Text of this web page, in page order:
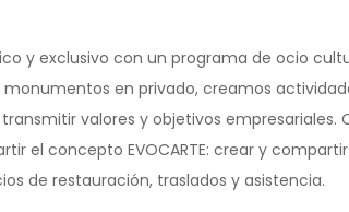
y exclusivo con un programa de ocio
en privado, creamos
valores y objetivos empresariales.
el concepto EVOCARTE: crear y
de restauración, traslados y asistencia.